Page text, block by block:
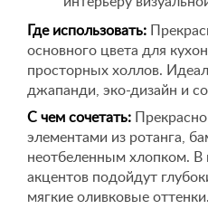
Где использовать:
основного цвета для
просторных холлов.
джапанди, эко-дизайн и
С чем сочетать:
элементами из ротанга,
неотбеленным хлопком. В
акцентов подойдут
мягкие оливковые оттенки.